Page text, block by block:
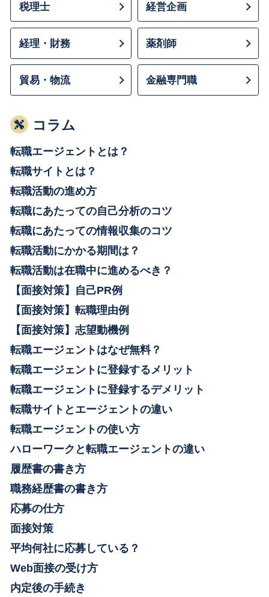
税理士 経営企画
経理・財務 薬剤師
貿易・物流 金融専門職
コラム
転職エージェントとは？
転職サイトとは？
転職活動の進め方
転職にあたっての自己分析のコツ
転職にあたっての情報収集のコツ
転職活動にかかる期間は？
転職活動は在職中に進めるべき？
【面接対策】自己PR例
【面接対策】転職理由例
【面接対策】志望動機例
転職エージェントはなぜ無料？
転職エージェントに登録するメリット
転職エージェントに登録するデメリット
転職サイトとエージェントの違い
転職エージェントの使い方
ハローワークと転職エージェントの違い
履歴書の書き方
職務経歴書の書き方
応募の仕方
面接対策
平均何社に応募している？
Web面接の受け方
内定後の手続き